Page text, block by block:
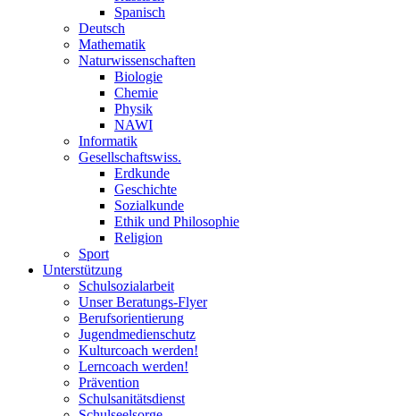
Spanisch
Deutsch
Mathematik
Naturwissenschaften
Biologie
Chemie
Physik
NAWI
Informatik
Gesellschaftswiss.
Erdkunde
Geschichte
Sozialkunde
Ethik und Philosophie
Religion
Sport
Unterstützung
Schulsozialarbeit
Unser Beratungs-Flyer
Berufsorientierung
Jugendmedienschutz
Kulturcoach werden!
Lerncoach werden!
Prävention
Schulsanitätsdienst